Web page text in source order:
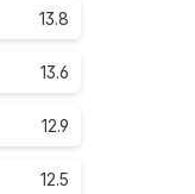
13.8
13.6
12.9
12.5